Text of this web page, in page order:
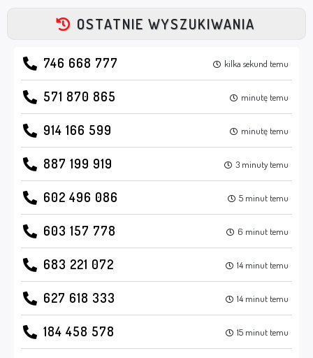
OSTATNIE WYSZUKIWANIA
746 668 777 kilka sekund temu
571 870 865 minutę temu
914 166 599 minutę temu
887 199 919 3 minuty temu
602 496 086 5 minut temu
603 157 778 6 minut temu
683 221 072 14 minut temu
627 618 333 14 minut temu
184 458 578 15 minut temu